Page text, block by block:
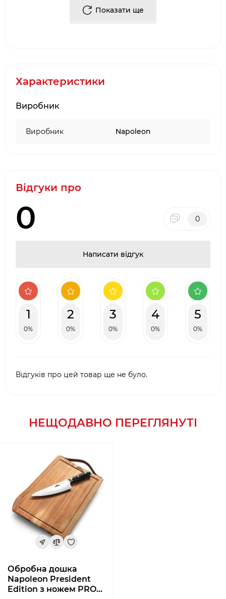
матеріал: дерево акації, нержавіюча сталь;
розміри дошки (Д х Ш х В ): 41,2 х 31 х 1,9 см;
ручка з натуральної шкіри;
в комплекті: обробна дошка та кухарський
Показати ще
Характеристики
Виробник
Виробник Napoleon
Відгуки про
0 0
Написати відгук
1
0%
2
0%
3
0%
4
0%
5
0%
Відгуків про цей товар ще не було.
НЕЩОДАВНО ПЕРЕГЛЯНУТІ
Обробна дошка
Napoleon President
Edition з ножем PRO